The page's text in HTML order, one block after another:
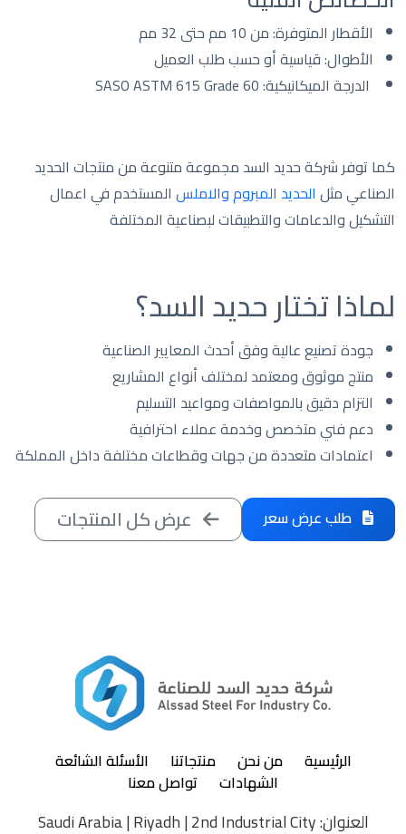
الأقطار المتوفرة: من 10 مم حتى 32 مم
الأطوال: قياسية أو حسب طلب العميل
الدرجة الميكانيكية: SASO ASTM 615 Grade 60
كما توفر شركة حديد السد مجموعة متنوعة من منتجات الحديد
الصناعي مثل الحديد المبروم والاملس المستخدم في اعمال
التشكيل والدعامات والتطبيقات لبصناعية المختلفة
لماذا تختار حديد السد؟
جودة تصنيع عالية وفق أحدث المعايير الصناعية
منتج موثوق ومعتمد لمختلف أنواع المشاريع
التزام دقيق بالمواصفات ومواعيد التسليم
دعم فني متخصص وخدمة عملاء احترافية
اعتمادات متعددة من جهات وقطاعات مختلفة داخل المملكة
طلب عرض سعر عرض كل المنتجات
الرئيسية من نحن منتجاتنا
الأسئلة الشائعة
الشهادات
تواصل معنا
العنوان: Saudi Arabia | Riyadh | 2nd Industrial City